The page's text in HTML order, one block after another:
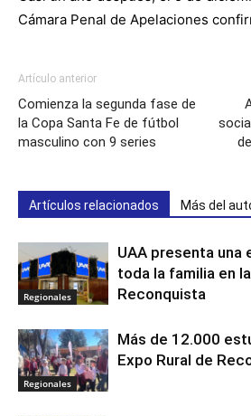
Cámara Penal de Apelaciones
Artículo anterior
Comienza la segunda fase de
la Copa Santa Fe de fútbol
masculino con 9 series
Artículos relacionados Más del
Regionales
UAA presenta una
toda la familia en
Reconquista
Regionales
Más de 12.000
Expo Rural de